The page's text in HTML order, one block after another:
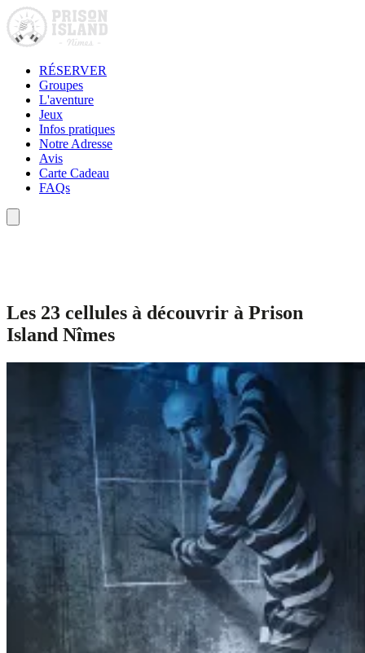
RÉSERVER
Groupes
L'aventure
Jeux
Infos pratiques
Notre Adresse
Avis
Carte Cadeau
FAQs
Les 23 cellules à découvrir à Prison
Island Nîmes